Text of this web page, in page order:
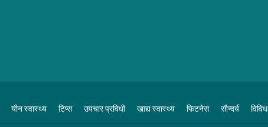
याैन स्वास्थ्य टिप्स उपचार प्रविधी खाद्य स्वास्थ्य फिटनेस साैन्दर्य विविध